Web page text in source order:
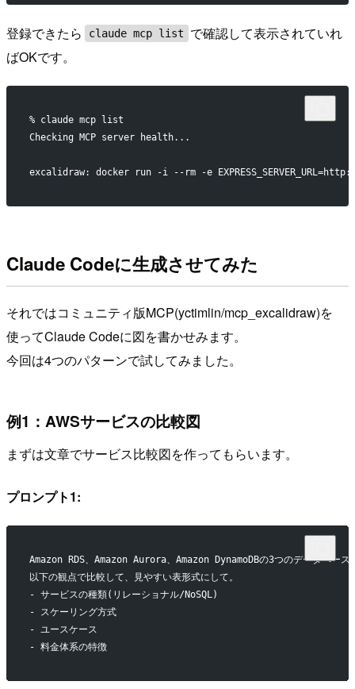
登録できたら claude mcp list
で確認して表示されていれ
ばOKです。
% claude mcp list
Checking MCP server health...
excalidraw: docker run -i --rm -e
Claude Codeに生成させてみた
それではコミュニティ版MCP(yctimlin/mcp_excalidraw)を
使ってClaude Codeに図を書かせみます。
今回は4つのパターンで試してみました。
例1：AWSサービスの比較図
まずは文章でサービス比較図を作ってもらいます。
プロンプト1:
Amazon RDS、Amazon Aurora、Amazon DynamoDBの3つのデータベース
以下の観点で比較して、見やすい表形式にして。
- サービスの種類(リレーショナル/NoSQL)
- スケーリング方式
- ユースケース
- 料金体系の特徴